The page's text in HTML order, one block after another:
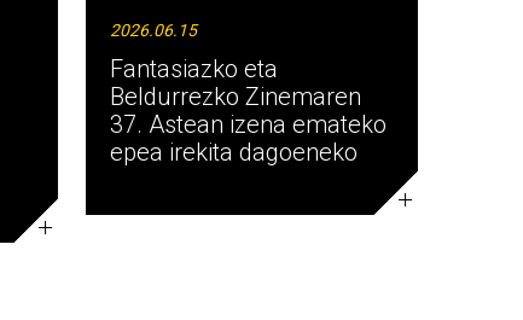
2026.06.15
Fantasiazko eta
Beldurrezko Zinemaren
37. Astean izena emateko
epea irekita dagoeneko